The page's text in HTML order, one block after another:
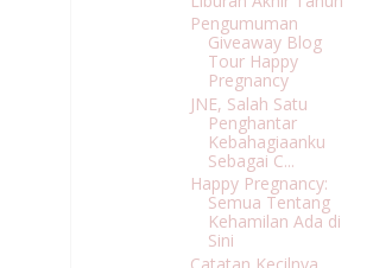
Pengumuman
Giveaway Blog
Tour Happy
Pregnancy
JNE, Salah Satu
Penghantar
Kebahagiaanku
Sebagai C...
Happy Pregnancy:
Semua Tentang
Kehamilan Ada di
Sini